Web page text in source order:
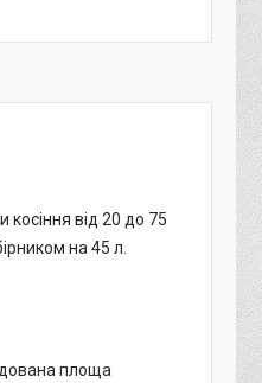
від 20 до 75
на 45 л.
площа